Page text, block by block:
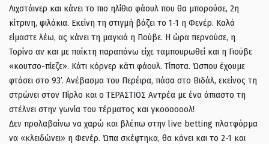
Λιχστάινερ και κάνει το πιο ηλίθιο φάουλ που θα μπορούσε, 2η
κίτρινη, φιλάκια. Εκείνη τη στιγμή βάζει το 1-1 η Φενέρ. Καλά
είμαστε λέω, ας κάνει τη μαγκιά η Γιούβε. Η ώρα περνούσε, η
Τορίνο αν και με παίκτη παραπάνω είχε ταμπουρωθεί και η Γιούβε
«κουτσο-πίεζε». Κάτι κόρνερ κάτι φάουλ. Τίποτα. Ώσπου έχουμε
φτάσει στο 93’. Ανέβασμα του Περέιρα, πάσα στο Βιδάλ, εκείνος τη
στρώνει στον Πίρλο και ο ΤΕΡΑΣΤΙΟΣ Αντρέα με ένα άπιαστο τη
στέλνει στην γωνία του τέρματος και γκοοοοοολ!
Δεν προλαβαίνω να χαρώ και βλέπω στην live betting πλατφόρμα
να «κλειδώνει» η Φενέρ. Ώπα σκέφτηκα, θα κάνει και το 2-1 και